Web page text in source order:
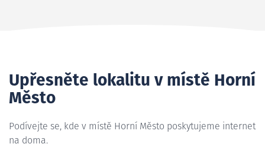
Upřesněte lokalitu v místě Horní
Město
Podívejte se, kde v místě Horní Město poskytujeme internet
na doma.